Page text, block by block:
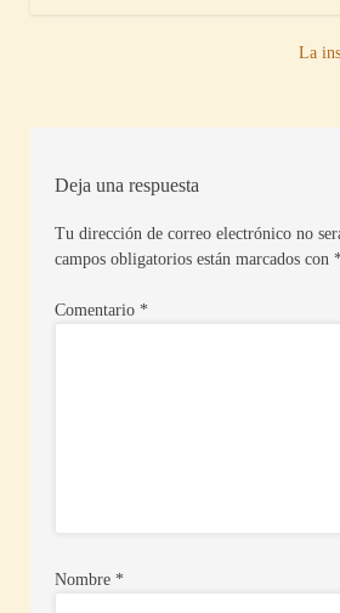
entradas
La
Deja una respuesta
Tu dirección de correo electrónico no
campos obligatorios están marcados con
Comentario *
Nombre *